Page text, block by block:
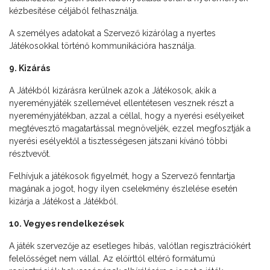
kézbesítése céljából felhasználja.
A személyes adatokat a Szervező kizárólag a nyertes
Játékosokkal történő kommunikációra használja.
9. Kizárás
A Játékból kizárásra kerülnek azok a Játékosok, akik a
nyereményjáték szellemével ellentétesen vesznek részt a
nyereményjátékban, azzal a céllal, hogy a nyerési esélyeiket
megtévesztő magatartással megnöveljék, ezzel megfosztják a
nyerési esélyektől a tisztességesen játszani kívánó többi
résztvevőt.
Felhívjuk a játékosok figyelmét, hogy a Szervező fenntartja
magának a jogot, hogy ilyen cselekmény észlelése esetén
kizárja a Játékost a Játékból.
10. Vegyes rendelkezések
A játék szervezője az esetleges hibás, valótlan regisztrációkért
felelősséget nem vállal. Az előírttól eltérő formátumú